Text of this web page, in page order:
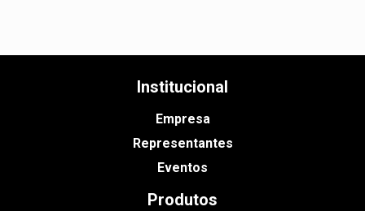
Institucional
Empresa
Representantes
Eventos
Produtos